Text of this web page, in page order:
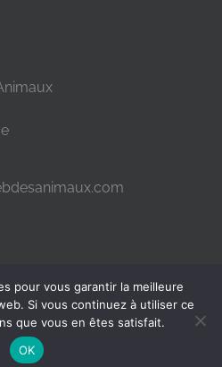
Animaux | Réalisé par
pour vous garantir la meilleure
Si vous continuez à utiliser ce
que vous en êtes satisfait.
OK